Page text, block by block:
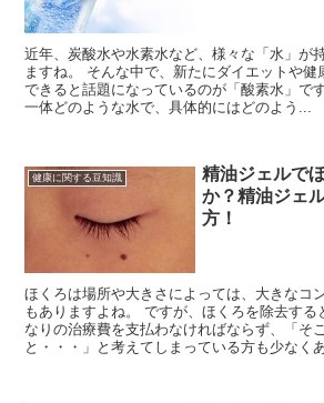
近年、炭酸水や水素水など、様々な「水」が
ますね。 そんな中で、新たにダイエットや
できると話題になっているのが「酸素水」で
一体どのような水で、具体的にはどのよう...
健康に関する豆知識
精油ジェルで
か？精油ジェ
方！
ほくろは場所や大きさによっては、大きなコ
もありますよね。 ですが、ほくろを除去する
なりの治療費を支払わなければならず、「そ
と・・・」と考えてしまっている方も少なく